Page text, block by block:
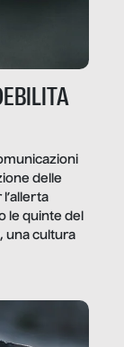
delle
le quinte del
una cultura